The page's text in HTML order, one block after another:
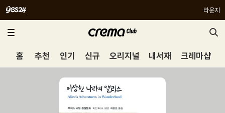
라운지
홈 추천 인기 신규 오리지널 내서재 크레마샵